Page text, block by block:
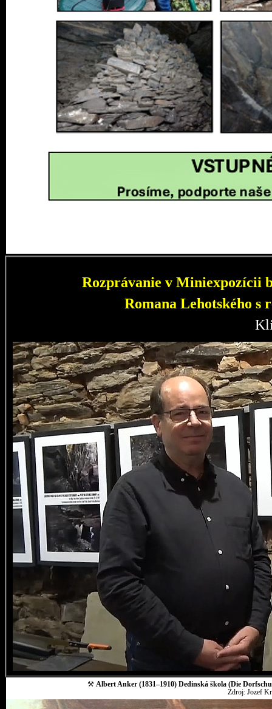
Rozprávanie v Miniexpozícii
Romana Lehotského s
⚒ Albert Anker (1831–1910) Dedinská škola (Die
Zdroj: Jozef